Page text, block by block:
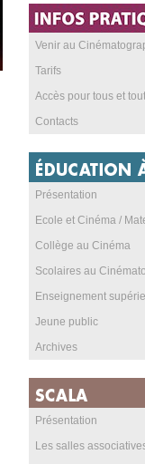
Venir au
Tarifs
Accès pour tous et
Contacts
Présentation
Ecole et Cinéma /
Collège au Cinéma
Scolaires au
Enseignement
Jeune public
Archives
Présentation
Les salles